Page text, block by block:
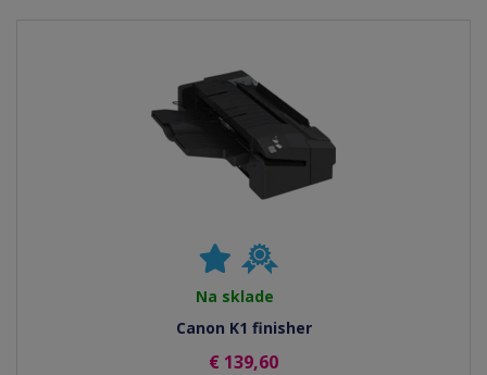
Na sklade
Canon K1 finisher
€ 139,60